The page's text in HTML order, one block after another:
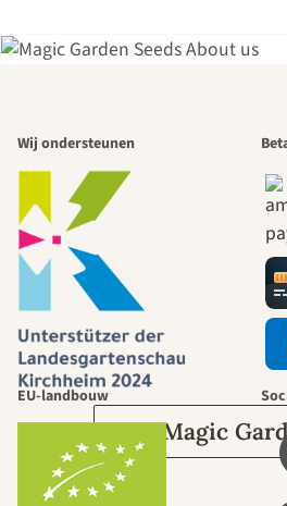
mooiste
naar
leidt
Over Magic
Wij ondersteunen
EU-landbouw